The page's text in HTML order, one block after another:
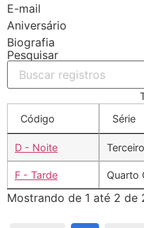
E-mail
Aniversário
Biografia
Pesquisar
Código
Série
D - Noite
F - Tarde Quarto
Mostrando de 1 até 2 de